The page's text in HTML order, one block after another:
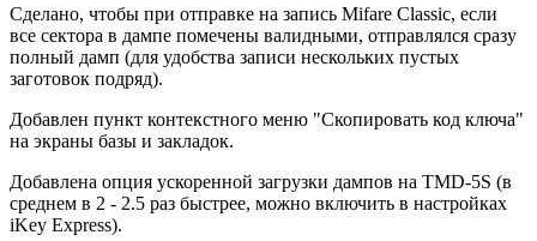
Сделано, чтобы при отправке на запись Mifare Classic, если
все сектора в дампе помечены валидными, отправлялся сразу
полный дамп (для удобства записи нескольких пустых
заготовок подряд).
Добавлен пункт контекстного меню "Скопировать код ключа"
на экраны базы и закладок.
Добавлена опция ускоренной загрузки дампов на TMD-5S (в
среднем в 2 - 2.5 раз быстрее, можно включить в настройках
iKey Express).